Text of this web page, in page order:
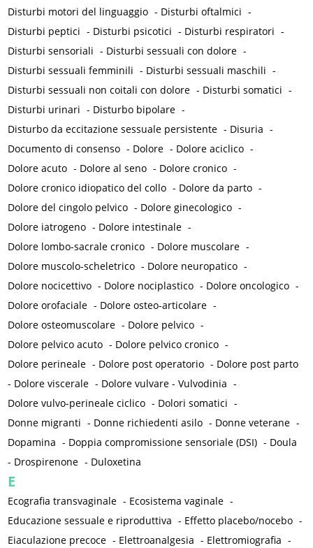
Disturbi motori del linguaggio - Disturbi oftalmici -
Disturbi peptici - Disturbi psicotici - Disturbi respiratori -
Disturbi sensoriali - Disturbi sessuali con dolore -
Disturbi sessuali femminili - Disturbi sessuali maschili -
Disturbi sessuali non coitali con dolore - Disturbi somatici -
Disturbi urinari - Disturbo bipolare -
Disturbo da eccitazione sessuale persistente - Disuria -
Documento di consenso - Dolore - Dolore aciclico -
Dolore acuto - Dolore al seno - Dolore cronico -
Dolore cronico idiopatico del collo - Dolore da parto -
Dolore del cingolo pelvico - Dolore ginecologico -
Dolore iatrogeno - Dolore intestinale -
Dolore lombo-sacrale cronico - Dolore muscolare -
Dolore muscolo-scheletrico - Dolore neuropatico -
Dolore nocicettivo - Dolore nociplastico - Dolore oncologico -
Dolore orofaciale - Dolore osteo-articolare -
Dolore osteomuscolare - Dolore pelvico -
Dolore pelvico acuto - Dolore pelvico cronico -
Dolore perineale - Dolore post operatorio - Dolore post parto
- Dolore viscerale - Dolore vulvare - Vulvodinia -
Dolore vulvo-perineale ciclico - Dolori somatici -
Donne migranti - Donne richiedenti asilo - Donne veterane -
Dopamina - Doppia compromissione sensoriale (DSI) - Doula
- Drospirenone - Duloxetina
E
Ecografia transvaginale - Ecosistema vaginale -
Educazione sessuale e riproduttiva - Effetto placebo/nocebo -
Eiaculazione precoce - Elettroanalgesia - Elettromiografia -